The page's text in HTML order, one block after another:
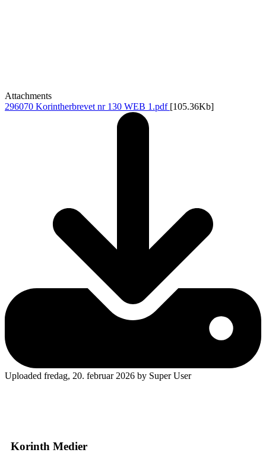
Attachments
296070 Korintherbrevet nr 130 WEB 1.pdf [105.36Kb]
Uploaded fredag, 20. februar 2026 by Super User
Korinth Medier